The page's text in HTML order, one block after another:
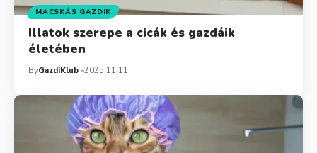
MACSKÁS GAZDIK
Illatok szerepe a cicák és gazdáik
életében
ByGazdiKlub 2025.11.11.